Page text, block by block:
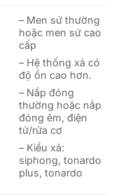
– Men sứ thường
hoặc men sứ cao
cấp
– Hệ thống xả có
độ ồn cao hơn.
– Nắp đóng
thường hoặc nắp
đóng êm, điện
tử/rửa cơ
– Kiểu xả:
siphong, tonardo
plus, tonardo